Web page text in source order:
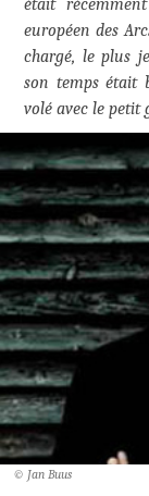
était
européen des
chargé, le plus
son temps était
volé avec le petit
© Jan Buus